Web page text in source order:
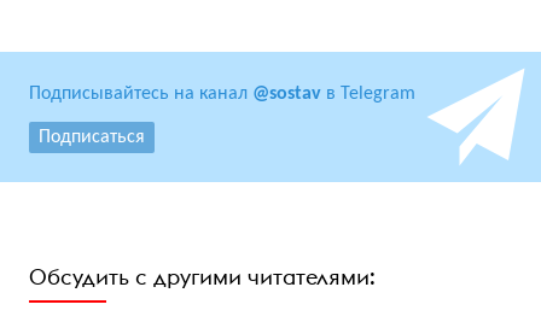
Подписывайтесь на канал @sostav в Telegram
Подписаться
Обсудить с другими читателями: